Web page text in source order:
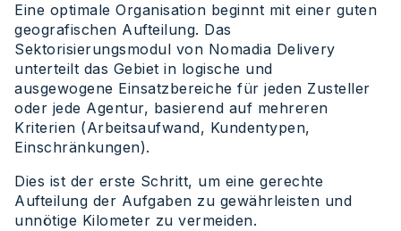
Eine optimale Organisation beginnt mit einer guten
geografischen Aufteilung. Das
Sektorisierungsmodul von Nomadia Delivery
unterteilt das Gebiet in logische und
ausgewogene Einsatzbereiche für jeden Zusteller
oder jede Agentur, basierend auf mehreren
Kriterien (Arbeitsaufwand, Kundentypen,
Einschränkungen).
Dies ist der erste Schritt, um eine gerechte
Aufteilung der Aufgaben zu gewährleisten und
unnötige Kilometer zu vermeiden.